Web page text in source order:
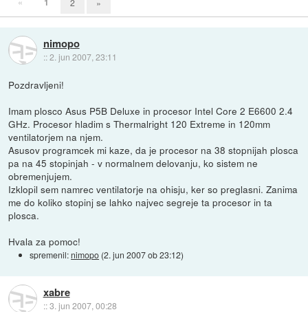
2 »
nimopo
::2. jun 2007, 23:11
Pozdravljeni!
Imam plosco Asus P5B Deluxe in procesor Intel Core 2 E6600 2.4
GHz. Procesor hladim s Thermalright 120 Extreme in 120mm
ventilatorjem na njem.
Asusov programcek mi kaze, da je procesor na 38 stopnijah plosca
pa na 45 stopinjah - v normalnem delovanju, ko sistem ne
obremenjujem.
Izklopil sem namrec ventilatorje na ohisju, ker so preglasni. Zanima
me do koliko stopinj se lahko najvec segreje ta procesor in ta
plosca.
Hvala za pomoc!
spremenil:nimopo (2. jun 2007 ob 23:12)
xabre
::3. jun 2007, 00:28